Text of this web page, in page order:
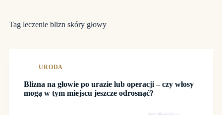
Tag leczenie blizn skóry głowy
URODA
Blizna na głowie po urazie lub operacji – czy włosy
mogą w tym miejscu jeszcze odrosnąć?